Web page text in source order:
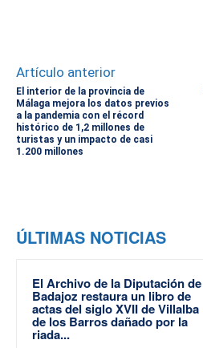
Artículo anterior
El interior de la provincia de
Málaga mejora los datos previos
a la pandemia con el récord
histórico de 1,2 millones de
turistas y un impacto de casi
1.200 millones
ÚLTIMAS NOTICIAS
El Archivo de la Diputación de
Badajoz restaura un libro de
actas del siglo XVII de Villalba
de los Barros dañado por la
riada...